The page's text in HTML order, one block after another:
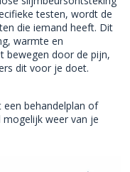
testen, wordt de
die iemand heeft. Dit
warmte en
bewegen door de pijn,
dit voor je doet.
behandelplan of
weer van je